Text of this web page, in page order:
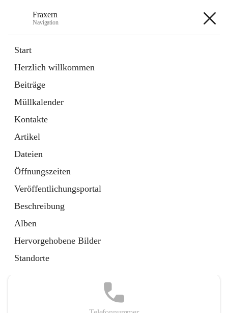
Fraxern
Navigation
Start
Herzlich willkommen
Beiträge
Müllkalender
Kontakte
Artikel
Dateien
Öffnungszeiten
Veröffentlichungsportal
Beschreibung
Alben
Hervorgehobene Bilder
Standorte
Ordner
in
Tab
Formulare
Artikel
öffnet
in
neuem
Tab